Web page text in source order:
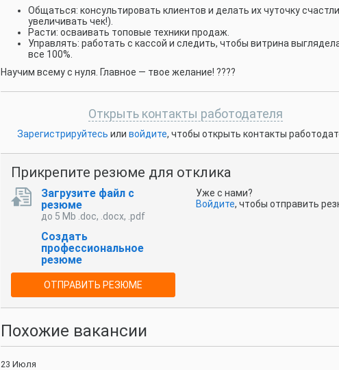
Общаться: консультировать клиентов и делать их чуточку
увеличивать чек!).
Расти: осваивать топовые техники продаж.
Управлять: работать с кассой и следить, чтобы витрина
все 100%.
Научим всему с нуля. Главное — твое желание! ????
Открыть контакты работодателя
Зарегистрируйтесь или войдите, чтобы открыть контакты
Прикрепите резюме для отклика
Загрузите файл с
резюме
до 5 Mb .doc, .docx, .pdf
Создать
профессиональное
резюме
ОТПРАВИТЬ РЕЗЮМЕ
Уже с нами?
Войдите, чтобы отправить
Похожие вакансии
23 Июля